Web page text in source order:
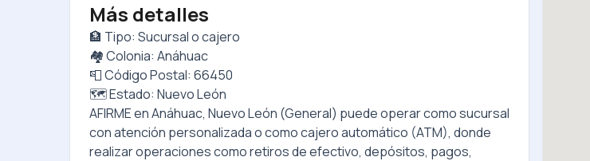
Más detalles
🏦 Tipo: Sucursal o cajero
🏘️ Colonia: Anáhuac
📮 Código Postal: 66450
🗺️ Estado: Nuevo León
AFIRMEenAnáhuac, Nuevo León (General) puede operar como sucursal
con atención personalizada o como cajero automático (ATM), donde
realizar operaciones como retiros de efectivo, depósitos, pagos,